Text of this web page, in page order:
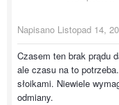
Napisano Listopad 14,
Czasem ten brak prądu
ale czasu na to
słoikami. Niewiele
odmiany.